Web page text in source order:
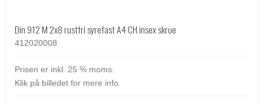
Din 912 M 2x8 rustfri syrefast A4 CH insex skrue
412020008
Prisen er inkl. 25 % moms.
Klik på billedet for mere info.